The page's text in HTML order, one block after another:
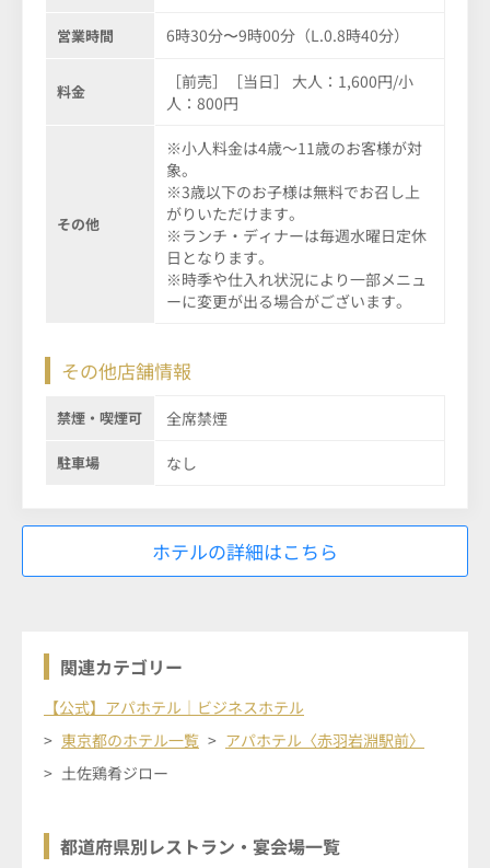
営業時間 6時30分〜9時00分（L.0.8時40分）
料金
［前売］［当日］ 大人：1,600円/小
人：800円
その他
※小人料金は4歳～11歳のお客様が対
象。
※3歳以下のお子様は無料でお召し上
がりいただけます。
※ランチ・ディナーは毎週水曜日定休
日となります。
※時季や仕入れ状況により一部メニュ
ーに変更が出る場合がございます。
その他店舗情報
禁煙・喫煙可 全席禁煙
駐車場 なし
ホテルの詳細はこちら
関連カテゴリー
【公式】アパホテル｜ビジネスホテル
東京都のホテル一覧
アパホテル〈赤羽岩淵駅前〉
土佐鶏肴ジロー
都道府県別レストラン・宴会場一覧